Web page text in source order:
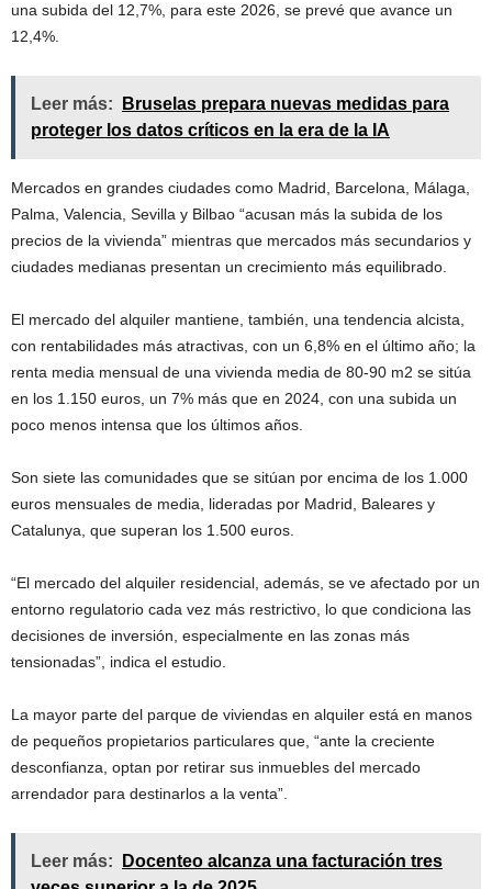
una subida del 12,7%, para este 2026, se prevé que avance un
12,4%.
Leer más:
Bruselas prepara nuevas medidas para
proteger los datos críticos en la era de la IA
Mercados en grandes ciudades como Madrid, Barcelona, Málaga,
Palma, Valencia, Sevilla y Bilbao “acusan más la subida de los
precios de la vivienda” mientras que mercados más secundarios y
ciudades medianas presentan un crecimiento más equilibrado.
El mercado del alquiler mantiene, también, una tendencia alcista,
con rentabilidades más atractivas, con un 6,8% en el último año; la
renta media mensual de una vivienda media de 80-90 m2 se sitúa
en los 1.150 euros, un 7% más que en 2024, con una subida un
poco menos intensa que los últimos años.
Son siete las comunidades que se sitúan por encima de los 1.000
euros mensuales de media, lideradas por Madrid, Baleares y
Catalunya, que superan los 1.500 euros.
“El mercado del alquiler residencial, además, se ve afectado por un
entorno regulatorio cada vez más restrictivo, lo que condiciona las
decisiones de inversión, especialmente en las zonas más
tensionadas”, indica el estudio.
La mayor parte del parque de viviendas en alquiler está en manos
de pequeños propietarios particulares que, “ante la creciente
desconfianza, optan por retirar sus inmuebles del mercado
arrendador para destinarlos a la venta”.
Leer más:
Docenteo alcanza una facturación tres